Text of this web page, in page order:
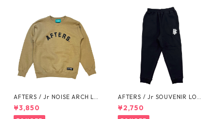
AFTERS / Jr NOISE ARCH LO
GO SWEAT
¥3,850
AFTERS / Jr SOUVENIR LOG
O SWEAT PANTS
¥2,750